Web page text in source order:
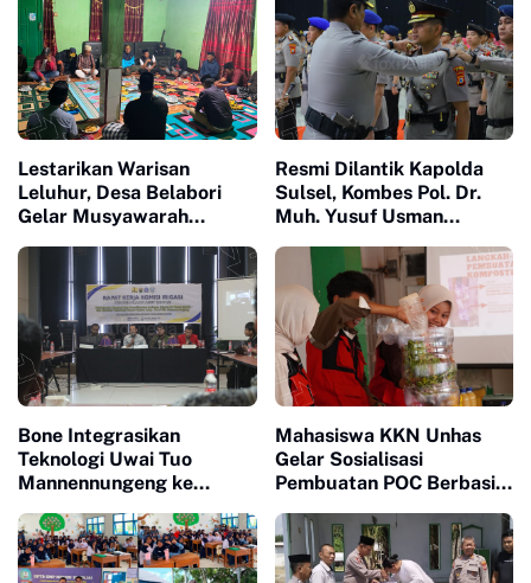
Lestarikan Warisan
Leluhur, Desa Belabori
Gelar Musyawarah
Resmi Dilantik Kapolda
Sulsel, Kombes Pol. Dr.
Muh. Yusuf Usman
Bone Integrasikan
Teknologi Uwai Tuo
Mannennungeng ke
Dukung Modernisasi
Irigasi
Mahasiswa KKN Unhas
Gelar Sosialisasi
Pembuatan POC Berbasis
Tangga di Bantaeng